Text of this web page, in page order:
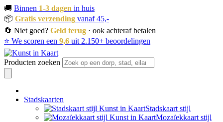
🚚 Binnen 1-3 dagen in huis
📦 Gratis verzending vanaf 45,-
🔄 Niet goed? Geld terug · ook achteraf betalen
⭐ We scoren een 9,6 uit 2.150+ beoordelingen
Producten zoeken
Stadskaarten
Stadskaart stijl
Mozaïekkaart stijl